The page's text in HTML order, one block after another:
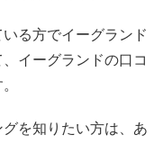
る方でイーグランド
イーグランドの口コ
を知りたい方は、あ